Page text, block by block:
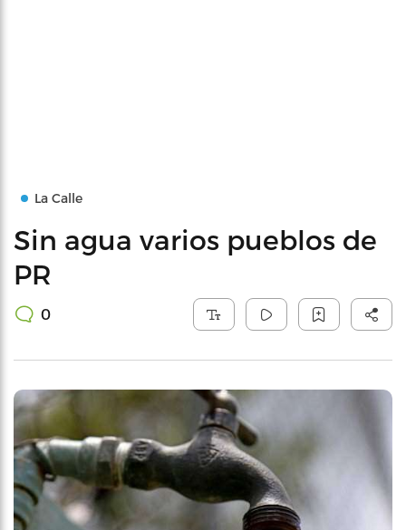
La Calle
Sin agua varios pueblos de
PR
0